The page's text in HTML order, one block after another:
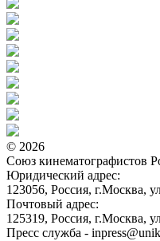
© 2026
Союз кинематографистов
Юридический адрес:
123056, Россия, г.Москва,
Почтовый адрес:
125319, Россия, г.Москва,
Пресс служба -